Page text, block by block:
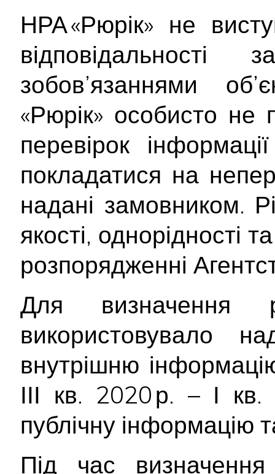
НРА «Рюрік» не
зобов’язаннями
«Рюрік» особисто не
перевірок
покладатися на
надані замовником.
якості, однорідності
розпорядженні
Для визначення
використовувало
внутрішню
ІІІ кв. 2020 р. – І
публічну інформацію
Під час визначення